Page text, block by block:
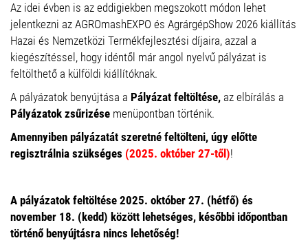
Az idei évben is az eddigiekben megszokott módon lehet
jelentkezni az AGROmashEXPO és AgrárgépShow 2026 kiállítás
Hazai és Nemzetközi Termékfejlesztési díjaira, azzal a
kiegészítéssel, hogy idéntől már angol nyelvű pályázat is
feltölthető a külföldi kiállítóknak.
A pályázatok benyújtása a Pályázat feltöltése, az elbírálás a
Pályázatok zsűrizése menüpontban történik.
Amennyiben pályázatát szeretné feltölteni, úgy előtte
regisztrálnia szükséges (2025. október 27-től)!
A pályázatok feltöltése 2025. október 27. (hétfő) és
november 18. (kedd) között lehetséges, későbbi időpontban
történő benyújtásra nincs lehetőség!